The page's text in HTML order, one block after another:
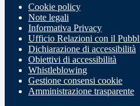
Cookie policy
Note legali
Informativa Privacy
Ufficio Relazioni con il
Dichiarazione di accessibilità
Obiettivi di accessibilità
Whistleblowing
Gestione consensi cookie
Amministrazione trasparente